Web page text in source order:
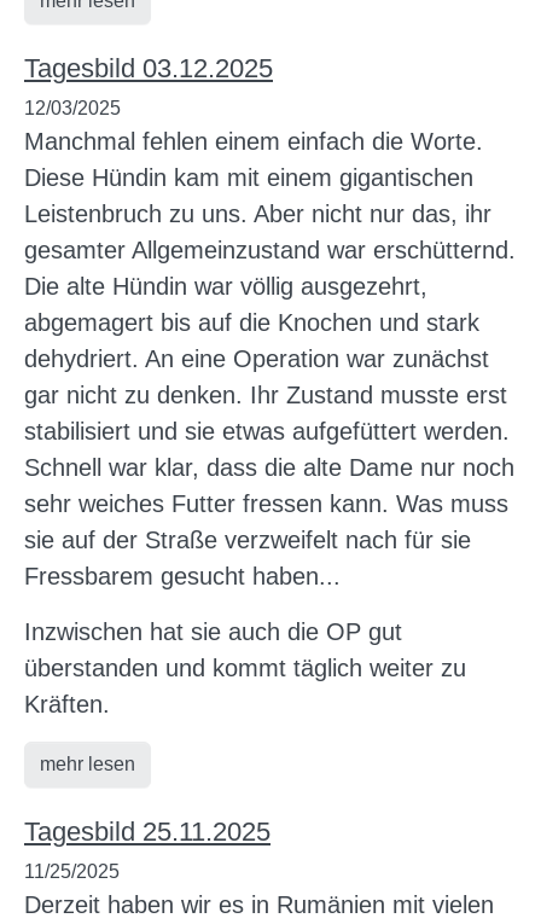
Tagesbild 03.12.2025
12/03/2025
Manchmal fehlen einem einfach die Worte.
Diese Hündin kam mit einem gigantischen
Leistenbruch zu uns. Aber nicht nur das, ihr
gesamter Allgemeinzustand war erschütternd.
Die alte Hündin war völlig ausgezehrt,
abgemagert bis auf die Knochen und stark
dehydriert. An eine Operation war zunächst
gar nicht zu denken. Ihr Zustand musste erst
stabilisiert und sie etwas aufgefüttert werden.
Schnell war klar, dass die alte Dame nur noch
sehr weiches Futter fressen kann. Was muss
sie auf der Straße verzweifelt nach für sie
Fressbarem gesucht haben...
Inzwischen hat sie auch die OP gut
überstanden und kommt täglich weiter zu
Kräften.
mehr lesen
Tagesbild 25.11.2025
11/25/2025
Derzeit haben wir es in Rumänien mit vielen